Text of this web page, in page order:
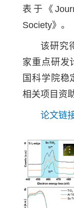
表于《
Society》。
该研究
家重点研发
国科学院稳
相关项目资助
论文链